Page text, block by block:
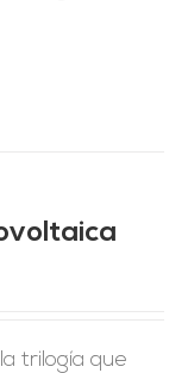
trilogía que